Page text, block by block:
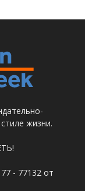
жизни.
- 77132 от